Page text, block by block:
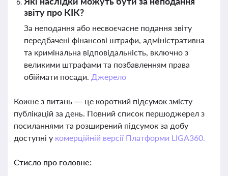
звіту про КІК?
За неподання або несвоєчасне подання звіту
передбачені фінансові штрафи, адміністративна
та кримінальна відповідальність, включно з
великими штрафами та позбавленням права
обіймати посади. Джерело
Кожне з питань — це короткий підсумок змісту
публікацій за день. Повний список першоджерел з
посиланнями та розширений підсумок за добу
доступні у комерційній версії Платформи LIGA360.
Стисло про головне: